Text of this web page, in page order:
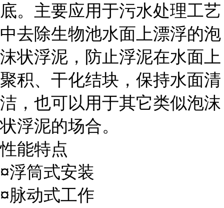
底。主要应用于污水处理工艺
中去除生物池水面上漂浮的泡
沫状浮泥，防止浮泥在水面上
聚积、干化结块，保持水面清
洁，也可以用于其它类似泡沫
状浮泥的场合。
性能特点
¤浮筒式安装
¤脉动式工作